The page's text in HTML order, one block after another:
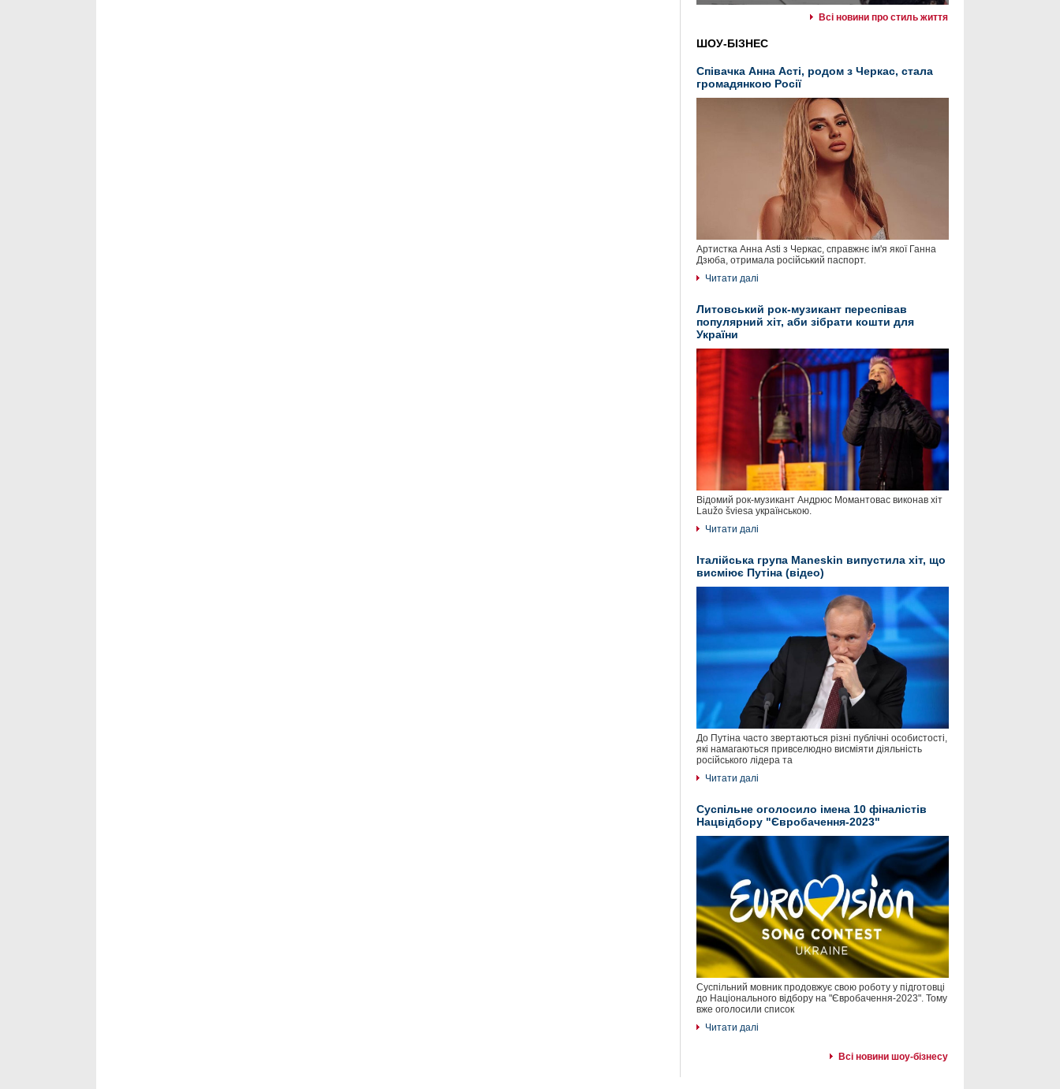
Всі новини про стиль життя
ШОУ-БІЗНЕС
Співачка Анна Асті, родом з Черкас, стала
громадянкою Росії
Артистка Анна Asti з Черкас, справжнє ім'я якої Ганна
Дзюба, отримала російський паспорт.
Читати далі
Литовський рок-музикант переспівав
популярний хіт, аби зібрати кошти для
України
Відомий рок-музикант Андрюс Момантовас виконав хіт
Laužo šviesa українською.
Читати далі
Італійська група Maneskin випустила хіт, що
висміює Путіна (відео)
До Путіна часто звертаються різні публічні особистості,
які намагаються привселюдно висміяти діяльність
російського лідера та
Читати далі
Суспільне оголосило імена 10 фіналістів
Нацвідбору "Євробачення-2023"
Суспільний мовник продовжує свою роботу у підготовці
до Національного відбору на "Євробачення-2023". Тому
вже оголосили список
Читати далі
Всі новини шоу-бізнесу